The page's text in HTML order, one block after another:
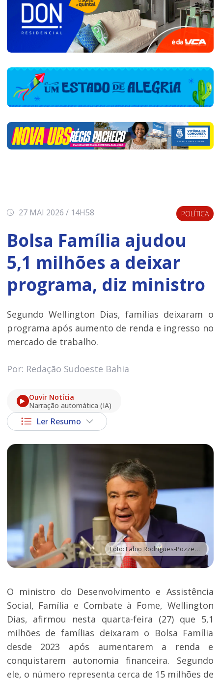
27 MAI 2026 / 14H58 POLÍTICA
Bolsa Família ajudou
5,1 milhões a deixar
programa, diz ministro
Segundo Wellington Dias, famílias deixaram o
programa após aumento de renda e ingresso no
mercado de trabalho.
Por: Redação Sudoeste Bahia
Ouvir Notícia
Narração automática (IA)
Ler Resumo
Foto: Fabio Rodrigues-Pozzebom / Agência Brasil
O ministro do Desenvolvimento e Assistência
Social, Família e Combate à Fome, Wellington
Dias, afirmou nesta quarta-feira (27) que 5,1
milhões de famílias deixaram o Bolsa Família
desde 2023 após aumentarem a renda e
conquistarem autonomia financeira. Segundo
ele, o número representa cerca de 15 milhões de